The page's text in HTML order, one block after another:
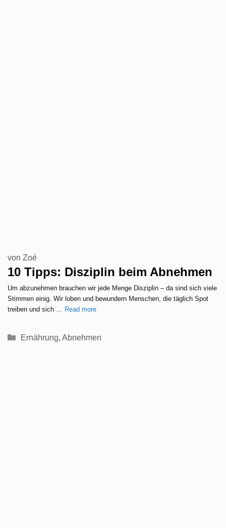
10 Tipps: Disziplin beim Abnehmen
von Zoé
Um abzunehmen brauchen wir jede Menge Disziplin – da sind sich viele
Stimmen einig. Wir loben und bewundern Menschen, die täglich Spot
treiben und sich … Read more
Kategorien
Ernährung, Abnehmen